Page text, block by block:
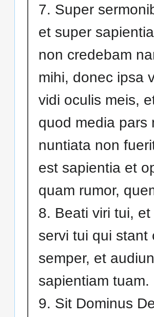
7. Super
et super
non credebam
mihi, donec ipsa
vidi oculis meis,
quod media pars
nuntiata non
est sapientia et
quam rumor,
8. Beati viri tui,
servi tui qui stant
semper, et
sapientiam tuam.
9. Sit Dominus